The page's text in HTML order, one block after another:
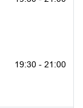
19:30 - 21:00